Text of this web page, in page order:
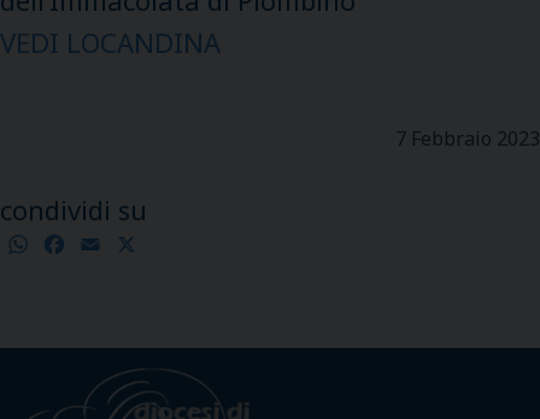
VEDI LOCANDINA
7 Febbraio 2023
condividi su
WhatsApp
Facebook
Email